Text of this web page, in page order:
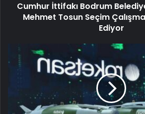
Cumhur İttifakı Bodrum
Mehmet Tosun Seçim
Ediyor